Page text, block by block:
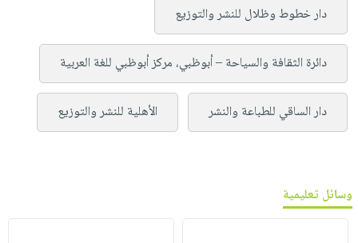
دار خطوط وظلال للنشر والتوزيع
دائرة الثقافة والسياحة – أبوظبي، مركز أبوظبي للغة العربية
دار الساقي للطباعة والنشر الأهلية للنشر والتوزيع
وسائل تعليمية